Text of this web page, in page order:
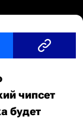
чипсет
будет